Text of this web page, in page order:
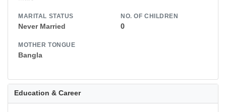
MARITAL STATUS
Never Married
NO. OF CHILDREN
0
MOTHER TONGUE
Bangla
Education & Career